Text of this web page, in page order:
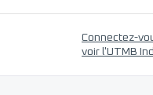
Connectez-
voir l'UTMB